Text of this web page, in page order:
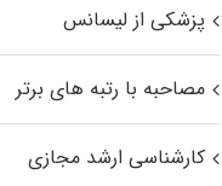
پزشکی از لیسانس
مصاحبه با رتبه های برتر
کارشناسی ارشد مجازی